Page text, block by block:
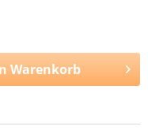
Warenkorb